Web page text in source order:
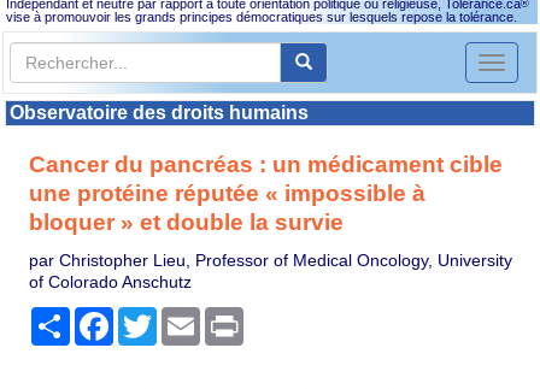
Indépendant et neutre par rapport à toute orientation politique ou religieuse, Tolerance.ca®
vise à promouvoir les grands principes démocratiques sur lesquels repose la tolérance.
Toggle
Observatoire des droits humains
Cancer du pancréas : un médicament cible
une protéine réputée « impossible à
bloquer » et double la survie
par Christopher Lieu, Professor of Medical Oncology, University
of Colorado Anschutz
PartagerFacebook
TwitterEmail